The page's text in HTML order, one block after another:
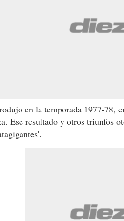
en la temporada 1977-78,
Ese resultado y otros triunfos